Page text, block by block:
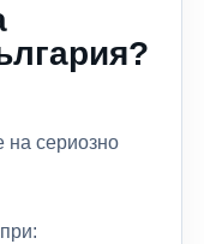
на сериозно